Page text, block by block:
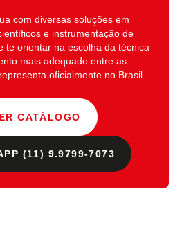
com diversas soluções em
e instrumentação de
te orientar na escolha da técnica
mais adequado entre as
oficialmente no Brasil.
CATÁLOGO
(11) 9.9799-7073